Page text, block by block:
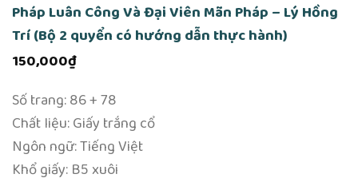
Pháp Luân Công Và Đại Viên Mãn Pháp – Lý Hồng
Trí (Bộ 2 quyển có hướng dẫn thực hành)
150,000₫
Số trang: 86 + 78
Chất liệu: Giấy trắng cổ
Ngôn ngữ: Tiếng Việt
Khổ giấy: B5 xuôi